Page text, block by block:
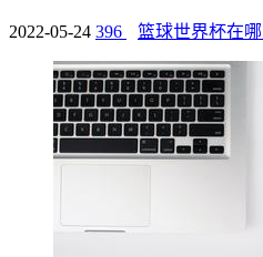
2022-05-24 396 篮球世界杯在